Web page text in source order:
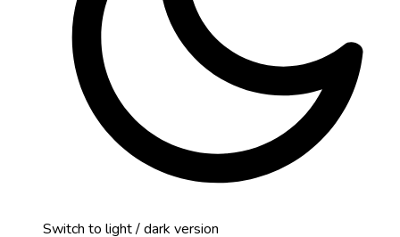
Switch to light / dark version